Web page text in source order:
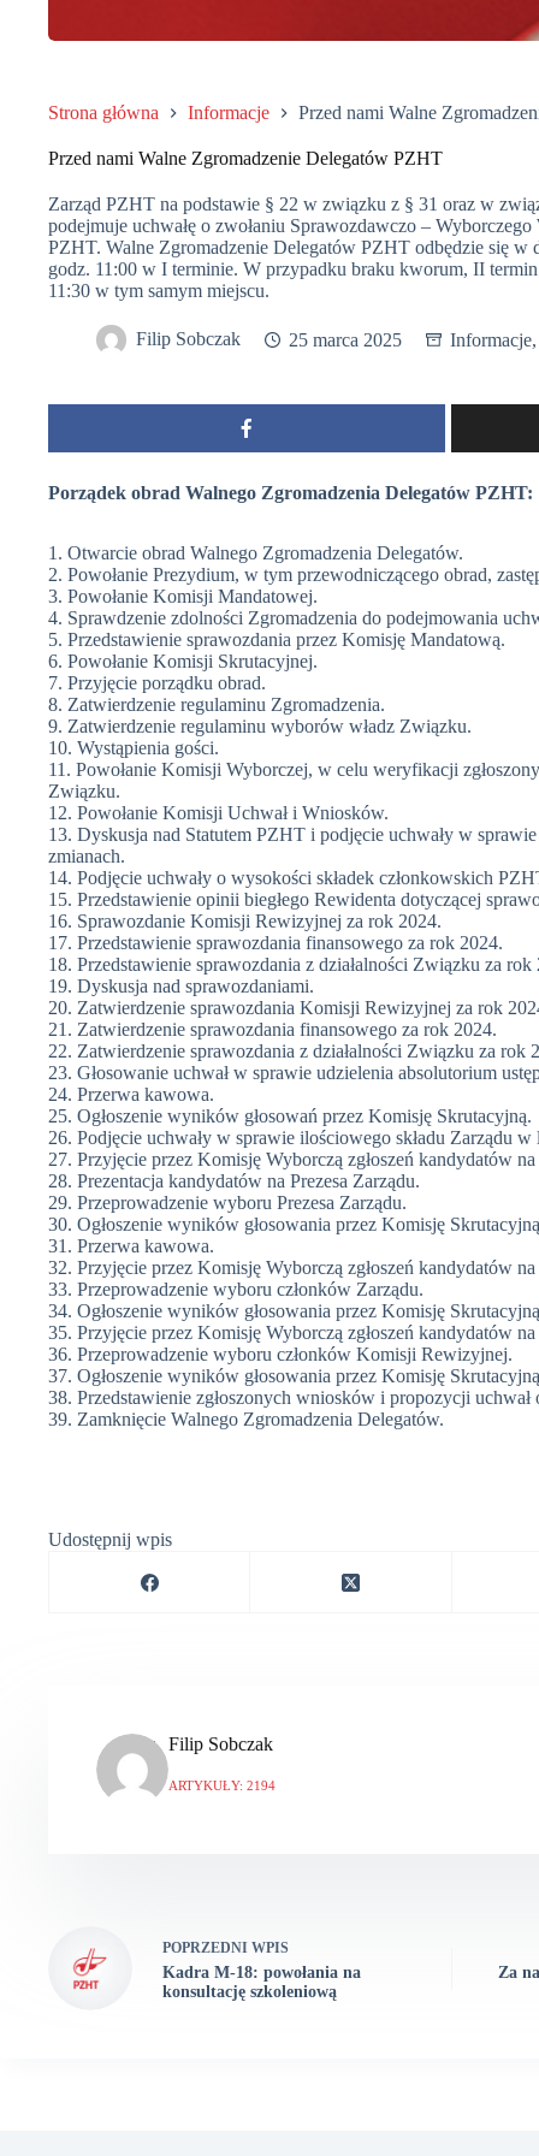
Strona główna Informacje Przed nami Walne
Przed nami Walne Zgromadzenie Delegatów PZHT
Zarząd PZHT na podstawie § 22 w związku z § 31 oraz w
podejmuje uchwałę o zwołaniu Sprawozdawczo –
PZHT. Walne Zgromadzenie Delegatów PZHT odbędzie się w
godz. 11:00 w I terminie. W przypadku braku kworum, II
11:30 w tym samym miejscu.
Filip Sobczak 25 marca 2025 Informacje
Porządek obrad Walnego Zgromadzenia Delegatów PZHT:
1. Otwarcie obrad Walnego Zgromadzenia Delegatów.
2. Powołanie Prezydium, w tym przewodniczącego obrad,
3. Powołanie Komisji Mandatowej.
4. Sprawdzenie zdolności Zgromadzenia do podejmowania
5. Przedstawienie sprawozdania przez Komisję Mandatową.
6. Powołanie Komisji Skrutacyjnej.
7. Przyjęcie porządku obrad.
8. Zatwierdzenie regulaminu Zgromadzenia.
9. Zatwierdzenie regulaminu wyborów władz Związku.
10. Wystąpienia gości.
11. Powołanie Komisji Wyborczej, w celu weryfikacji
Związku.
12. Powołanie Komisji Uchwał i Wniosków.
13. Dyskusja nad Statutem PZHT i podjęcie uchwały w
zmianach.
14. Podjęcie uchwały o wysokości składek członkowskich
15. Przedstawienie opinii biegłego Rewidenta dotyczącej
16. Sprawozdanie Komisji Rewizyjnej za rok 2024.
17. Przedstawienie sprawozdania finansowego za rok 2024.
18. Przedstawienie sprawozdania z działalności Związku za rok
19. Dyskusja nad sprawozdaniami.
20. Zatwierdzenie sprawozdania Komisji Rewizyjnej za rok
21. Zatwierdzenie sprawozdania finansowego za rok 2024.
22. Zatwierdzenie sprawozdania z działalności Związku za rok
23. Głosowanie uchwał w sprawie udzielenia absolutorium
24. Przerwa kawowa.
25. Ogłoszenie wyników głosowań przez Komisję Skrutacyjną.
26. Podjęcie uchwały w sprawie ilościowego składu Zarządu
27. Przyjęcie przez Komisję Wyborczą zgłoszeń kandydatów na
28. Prezentacja kandydatów na Prezesa Zarządu.
29. Przeprowadzenie wyboru Prezesa Zarządu.
30. Ogłoszenie wyników głosowania przez Komisję
31. Przerwa kawowa.
32. Przyjęcie przez Komisję Wyborczą zgłoszeń kandydatów
33. Przeprowadzenie wyboru członków Zarządu.
34. Ogłoszenie wyników głosowania przez Komisję
35. Przyjęcie przez Komisję Wyborczą zgłoszeń kandydatów
36. Przeprowadzenie wyboru członków Komisji Rewizyjnej.
37. Ogłoszenie wyników głosowania przez Komisję
38. Przedstawienie zgłoszonych wniosków i propozycji uchwał
39. Zamknięcie Walnego Zgromadzenia Delegatów.
Udostępnij wpis
Filip Sobczak
ARTYKUŁY: 2194
POPRZEDNI WPIS
Kadra M-18: powołania na
konsultację szkoleniową
Za